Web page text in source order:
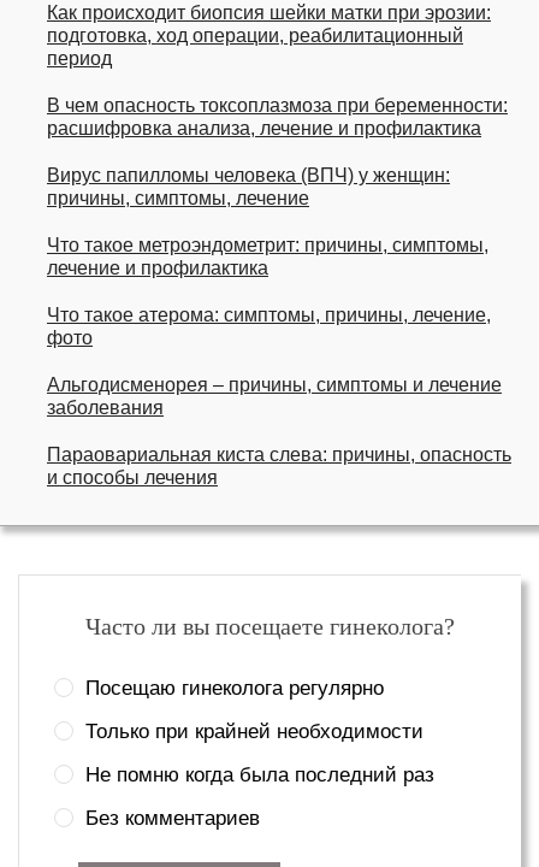
Как происходит биопсия шейки матки при эрозии:
подготовка, ход операции, реабилитационный
период
В чем опасность токсоплазмоза при беременности:
расшифровка анализа, лечение и профилактика
Вирус папилломы человека (ВПЧ) у женщин:
причины, симптомы, лечение
Что такое метроэндометрит: причины, симптомы,
лечение и профилактика
Что такое атерома: симптомы, причины, лечение,
фото
Альгодисменорея – причины, симптомы и лечение
заболевания
Параовариальная киста слева: причины, опасность
и способы лечения
Часто ли вы посещаете гинеколога?
Посещаю гинеколога регулярно
Только при крайней необходимости
Не помню когда была последний раз
Без комментариев